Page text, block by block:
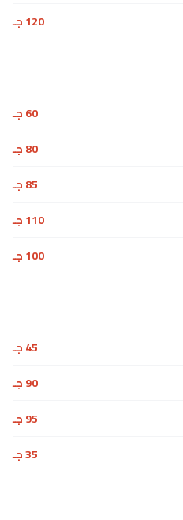
120 جـ
60 جـ
80 جـ
85 جـ
110 جـ
100 جـ
45 جـ
90 جـ
95 جـ
35 جـ